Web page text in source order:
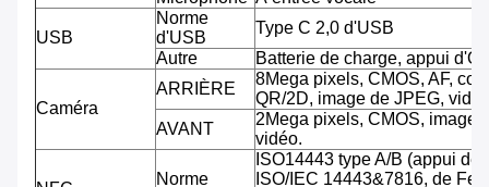
USB
Norme
d'USB
Type C 2,0 d'USB
Autre
Batterie de charge, appui
Caméra
ARRIÈRE
8Mega pixels, CMOS, AF,
QR/2D, image de JPEG,
AVANT
2Mega pixels, CMOS, image
vidéo.
Norme
ISO14443 type A/B (appui de
ISO/IEC 14443&7816, de